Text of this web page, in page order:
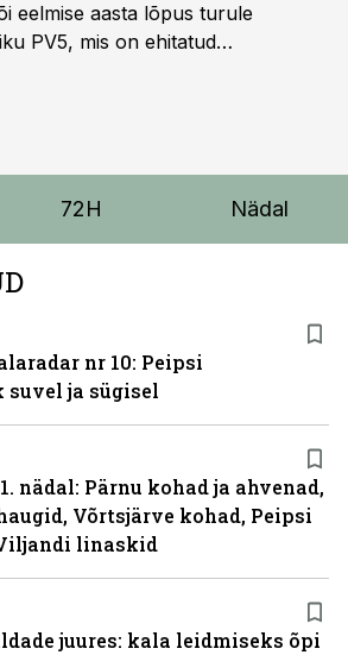
eelmise aasta lõpus turule
PV5, mis on ehitatud
saab kohaldada ka
lõpus on mudel saadaval ka šassii
72H Nädal
nr 10: Peipsi
suvel ja sügisel
nädal: Pärnu kohad ja ahvenad,
Võrtsjärve kohad, Peipsi
linaskid
juures: kala leidmiseks õpi